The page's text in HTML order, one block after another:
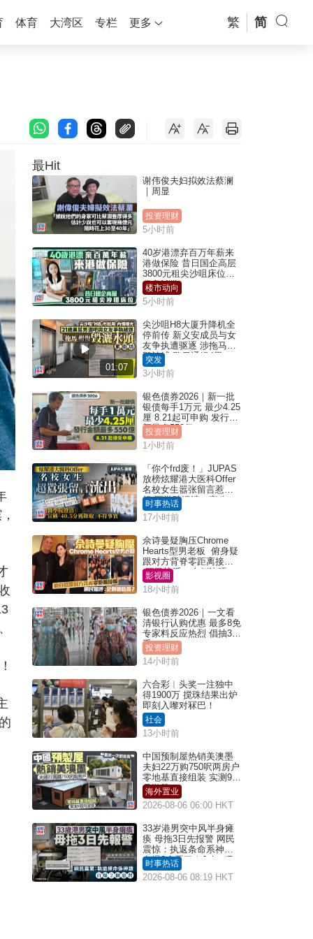
体育 大湾区 专栏 更多 繁 简
最Hit
谢伟俊夫妇拟效法蔡澜
｜周显
投资理财
5小时前
40岁港漂弃百万年薪来
港做保险 昔日国企高层
3800元租尖沙咀床位｜
租盘Million
楼市动向
5小时前
01:07
尖沙咀H8大厦升降机全
停前传 新义安成员与女
友争执遭驱逐 涉拖马刑
毁被捕 警另通缉4男
突发
3小时前
银色债券2026｜新一批
银债每手1万元 最少4.25
厘 8.21起可申购 发行金
额最多550亿
投资理财
1小时前
「你个frd废！」JUPAS
放榜炫耀港大医科Offer
名校女生嚣张留言惹众
怒 医学院澄清：宣称
「40.5分获录取」不符事
实｜Juicy叮
时事热话
17小时前
佘诗曼疑胸压Chrome
Hearts型男老板 俯身疑
跟对方背脊零距离接触
网民惊呼：企侧边唔
得？
影视圈
18小时前
银色债券2026｜一文看
清银行认购优惠 最多8免
专家料反应热烈 倡抽30
手
投资理财
14小时前
六合彩︱头奖一注独中
得1900万 搅珠结果出炉
即刻入嚟对冧巴！
社会
13小时前
中国预制屋热销美澳墨
夫妇22万购750呎两房户
零地基直接组装 实测9个
月激赞
海外置业
2026-08-06 06:00 HKT
33岁港男突中风半身瘫
痪 母拖3日先报警 网民
震惊：执返条命系神迹
自爆2个恶习｜Juicy叮
时事热话
2026-08-06 08:19 HKT